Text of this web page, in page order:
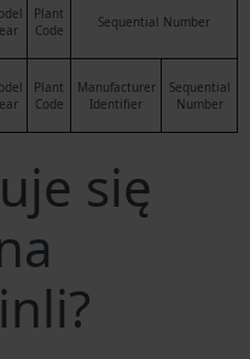
Plant
Code
Sequential Number
Plant
Code
Manufacturer
Identifier
Sequential
Number
się